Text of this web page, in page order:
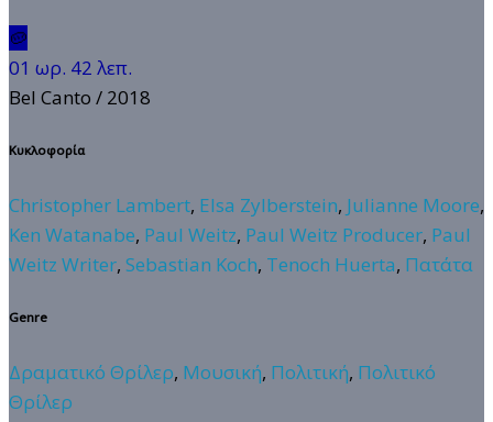
🥔
01 ωρ. 42 λεπ.
Bel Canto / 2018
Κυκλοφορία
Christopher Lambert, Elsa Zylberstein, Julianne Moore,
Ken Watanabe, Paul Weitz, Paul Weitz Producer, Paul
Weitz Writer, Sebastian Koch, Tenoch Huerta, Πατάτα
Genre
Δραματικό Θρίλερ, Μουσική, Πολιτική, Πολιτικό
Θρίλερ